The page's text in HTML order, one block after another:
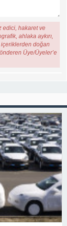
edici, hakaret ve
ahlaka aykırı,
doğan
Üye/Üyeler’e